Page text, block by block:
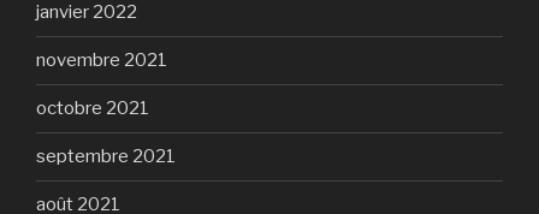
janvier 2022
novembre 2021
octobre 2021
septembre 2021
août 2021